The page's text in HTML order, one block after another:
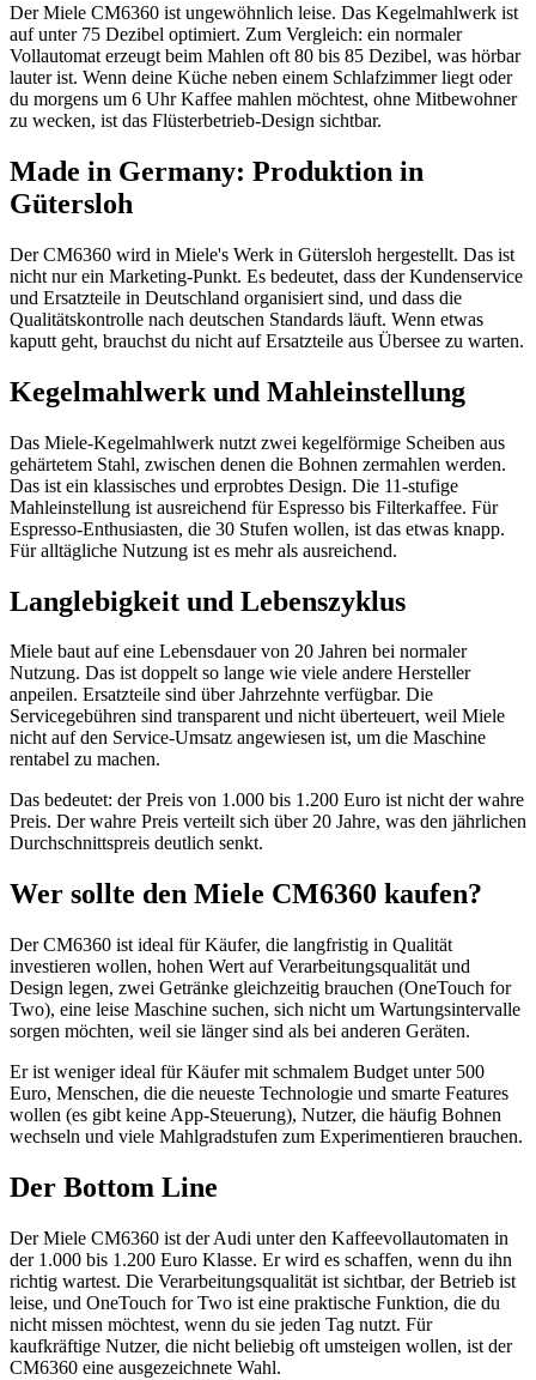
Der Miele CM6360 ist ungewöhnlich leise. Das Kegelmahlwerk ist
auf unter 75 Dezibel optimiert. Zum Vergleich: ein normaler
Vollautomat erzeugt beim Mahlen oft 80 bis 85 Dezibel, was hörbar
lauter ist. Wenn deine Küche neben einem Schlafzimmer liegt oder
du morgens um 6 Uhr Kaffee mahlen möchtest, ohne Mitbewohner
zu wecken, ist das Flüsterbetrieb-Design sichtbar.
Made in Germany: Produktion in
Gütersloh
Der CM6360 wird in Miele's Werk in Gütersloh hergestellt. Das ist
nicht nur ein Marketing-Punkt. Es bedeutet, dass der Kundenservice
und Ersatzteile in Deutschland organisiert sind, und dass die
Qualitätskontrolle nach deutschen Standards läuft. Wenn etwas
kaputt geht, brauchst du nicht auf Ersatzteile aus Übersee zu warten.
Kegelmahlwerk und Mahleinstellung
Das Miele-Kegelmahlwerk nutzt zwei kegelförmige Scheiben aus
gehärtetem Stahl, zwischen denen die Bohnen zermahlen werden.
Das ist ein klassisches und erprobtes Design. Die 11-stufige
Mahleinstellung ist ausreichend für Espresso bis Filterkaffee. Für
Espresso-Enthusiasten, die 30 Stufen wollen, ist das etwas knapp.
Für alltägliche Nutzung ist es mehr als ausreichend.
Langlebigkeit und Lebenszyklus
Miele baut auf eine Lebensdauer von 20 Jahren bei normaler
Nutzung. Das ist doppelt so lange wie viele andere Hersteller
anpeilen. Ersatzteile sind über Jahrzehnte verfügbar. Die
Servicegebühren sind transparent und nicht überteuert, weil Miele
nicht auf den Service-Umsatz angewiesen ist, um die Maschine
rentabel zu machen.
Das bedeutet: der Preis von 1.000 bis 1.200 Euro ist nicht der wahre
Preis. Der wahre Preis verteilt sich über 20 Jahre, was den jährlichen
Durchschnittspreis deutlich senkt.
Wer sollte den Miele CM6360 kaufen?
Der CM6360 ist ideal für Käufer, die langfristig in Qualität
investieren wollen, hohen Wert auf Verarbeitungsqualität und
Design legen, zwei Getränke gleichzeitig brauchen (OneTouch for
Two), eine leise Maschine suchen, sich nicht um Wartungsintervalle
sorgen möchten, weil sie länger sind als bei anderen Geräten.
Er ist weniger ideal für Käufer mit schmalem Budget unter 500
Euro, Menschen, die die neueste Technologie und smarte Features
wollen (es gibt keine App-Steuerung), Nutzer, die häufig Bohnen
wechseln und viele Mahlgradstufen zum Experimentieren brauchen.
Der Bottom Line
Der Miele CM6360 ist der Audi unter den Kaffeevollautomaten in
der 1.000 bis 1.200 Euro Klasse. Er wird es schaffen, wenn du ihn
richtig wartest. Die Verarbeitungsqualität ist sichtbar, der Betrieb ist
leise, und OneTouch for Two ist eine praktische Funktion, die du
nicht missen möchtest, wenn du sie jeden Tag nutzt. Für
kaufkräftige Nutzer, die nicht beliebig oft umsteigen wollen, ist der
CM6360 eine ausgezeichnete Wahl.